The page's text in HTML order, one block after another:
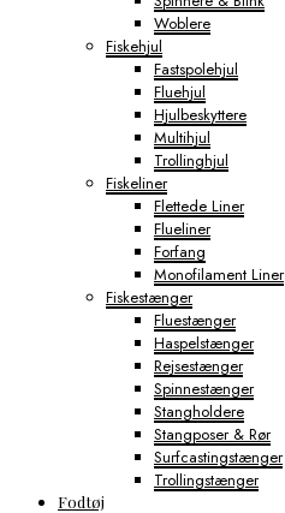
Woblere
Fiskehjul
Fastspolehjul
Fluehjul
Hjulbeskyttere
Multihjul
Trollinghjul
Fiskeliner
Flettede Liner
Flueliner
Forfang
Monofilament Liner
Fiskestænger
Fluestænger
Haspelstænger
Rejsestænger
Spinnestænger
Stangholdere
Stangposer & Rør
Surfcastingstænger
Trollingstænger
Fodtøj